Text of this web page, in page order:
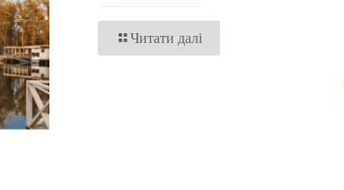
Читати далі